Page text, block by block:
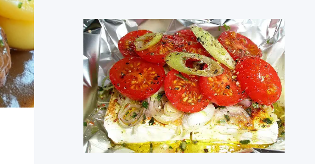
KUCHEN
IN
10
MINUTEN
IM
OFEN